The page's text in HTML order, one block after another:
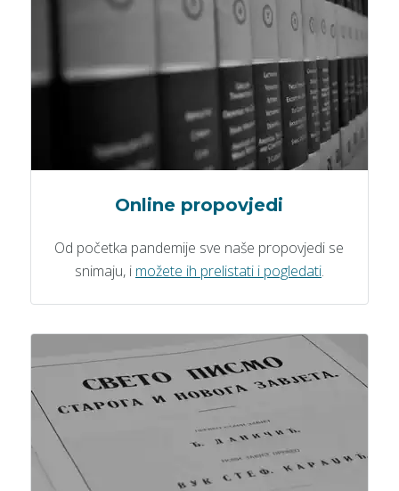
Online propovjedi
Od početka pandemije sve naše propovjedi se
snimaju, i možete ih prelistati i pogledati.